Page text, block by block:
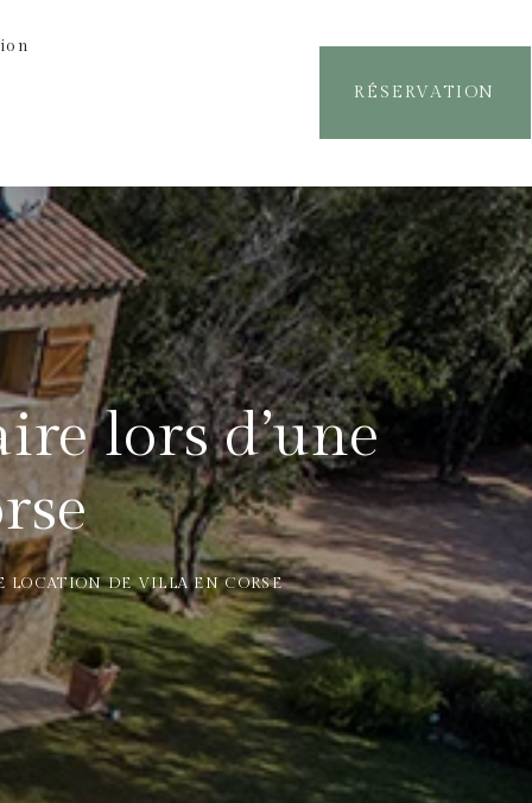
RÉSERVATION
lors d’une
LOCATION DE VILLA EN CORSE